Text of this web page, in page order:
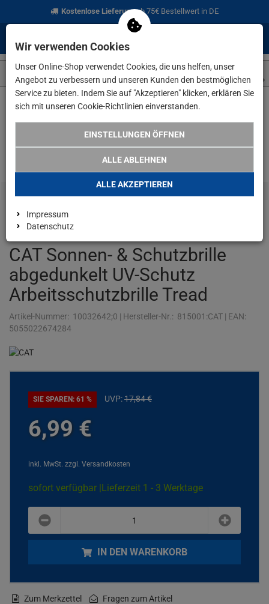
Kostenlose Lieferungab 75€ Bestellwert in DE
CAT Sonnen- & Schutzbrille
abgedunkelt UV-Schutz
Arbeitsschutzbrille Tread
Artikel-Nummer: 10032642;0 | Hersteller-Nr.: 815001:CAT | EAN:
5055022674284
SIE SPAREN: 61 % UVP:17,84€
6,99 €
inkl. MwSt. zzgl. Versandkosten
sofort verfügbar |Lieferzeit 1 - 3 Werktage
minus
IN DEN WARENKORB
Zum Merkzettel Fragen zum Artikel
Wir verwenden Cookies
Unser Online-Shop verwendet Cookies, die uns helfen, unser
Angebot zu verbessern und unseren Kunden den bestmöglichen
Service zu bieten. Indem Sie auf "Akzeptieren" klicken, erklären Sie
sich mit unseren Cookie-Richtlinien einverstanden.
EINSTELLUNGEN ÖFFNEN
ALLE ABLEHNEN
ALLE AKZEPTIEREN
Impressum
Datenschutz